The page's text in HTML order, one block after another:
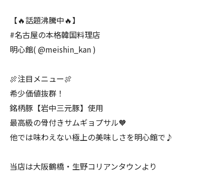
【🔥話題沸騰中🔥】
#名古屋の本格韓国料理店
明心館( @meishin_kan )
🍖注目メニュー🍖
希少価値抜群！
銘柄豚【岩中三元豚】使用
最高級の骨付きサムギョプサル🧡
他では味わえない極上の美味しさを明心館で♪
当店は大阪鶴橋・生野コリアンタウンより